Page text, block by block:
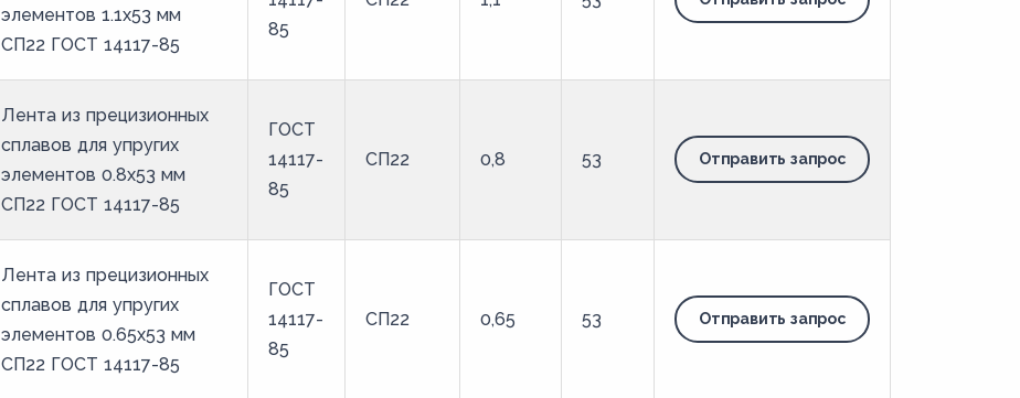
элементов 1.1x53 мм
СП22 ГОСТ 14117-85
85
Лента из прецизионных
сплавов для упругих
элементов 0.8x53 мм
СП22 ГОСТ 14117-85
ГОСТ
14117-
85
СП22 0,8 53 Отправить запрос
Лента из прецизионных
сплавов для упругих
элементов 0.65x53 мм
СП22 ГОСТ 14117-85
ГОСТ
14117-
85
СП22 0,65 53 Отправить запрос